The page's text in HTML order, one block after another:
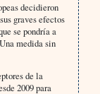
decidieron
graves efectos
se pondría a
medida sin
de la
2009 para